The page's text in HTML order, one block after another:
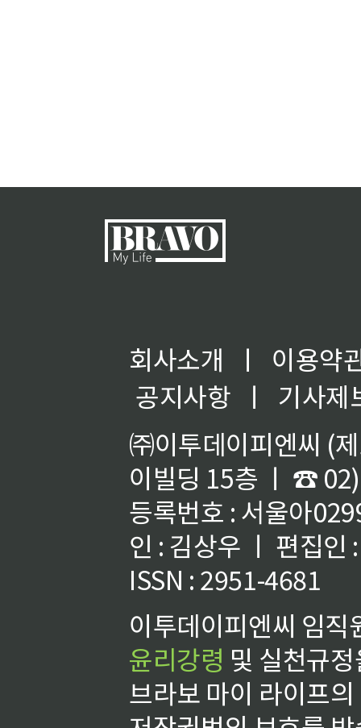
회사소개 ㅣ
이용약
공지사항
ㅣ
기사제
㈜이투데이피엔씨 (
이빌딩 15층 ㅣ ☎
등록번호 : 서울아
인 : 김상우 ㅣ 편집인
ISSN : 2951-4681
이투데이피엔씨 임
윤리강령 및 실천규
브라보 마이 라이프